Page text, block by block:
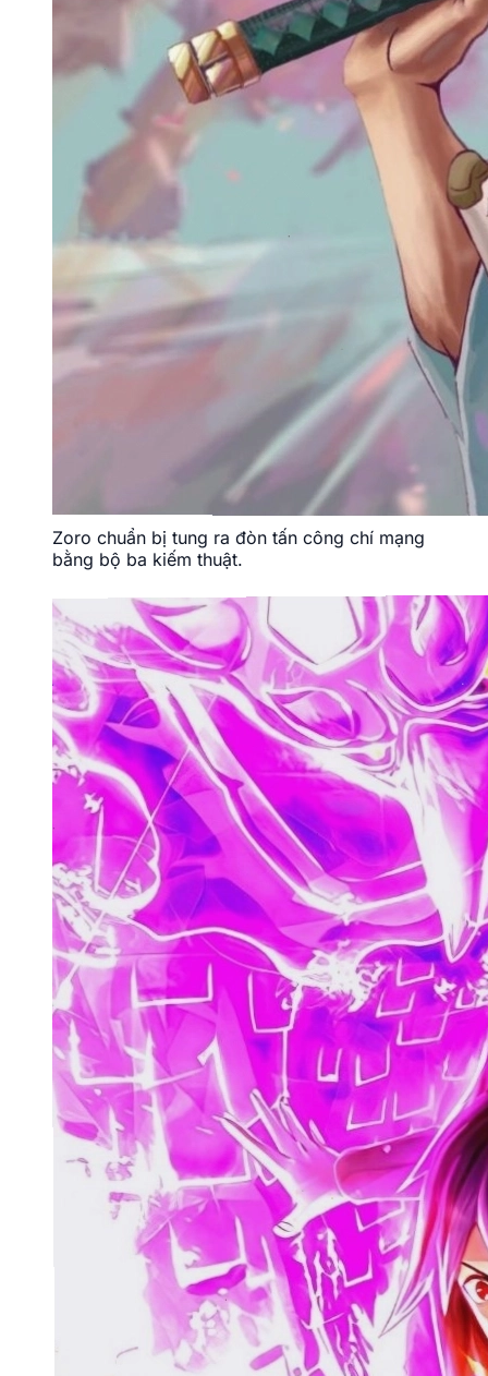
Zoro chuẩn bị tung ra đòn tấn công chí mạng
bằng bộ ba kiếm thuật.